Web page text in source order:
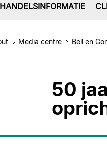
HANDELSINFORMATIE
Media centre Bell en
50